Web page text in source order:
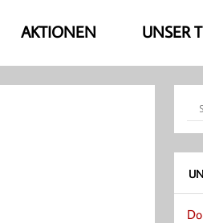
AKTIONEN UNSER